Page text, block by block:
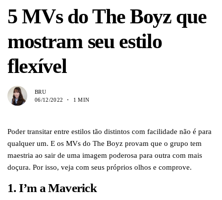
5 MVs do The Boyz que
mostram seu estilo
flexível
BRU
06/12/2022
1 MIN
Poder transitar entre estilos tão distintos com facilidade não é para
qualquer um. E os MVs do The Boyz provam que o grupo tem
maestria ao sair de uma imagem poderosa para outra com mais
doçura. Por isso, veja com seus próprios olhos e comprove.
1. I’m a Maverick